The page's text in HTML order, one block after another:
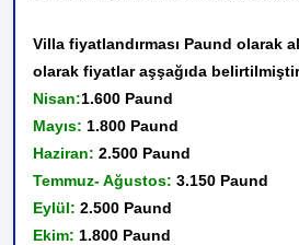
Villa fiyatlandırması Paund olarak
olarak fiyatlar aşşağıda
Nisan:1.600 Paund
Mayıs: 1.800 Paund
Haziran: 2.500 Paund
Temmuz- Ağustos: 3.150 Paund
Eylül: 2.500 Paund
Ekim: 1.800 Paund